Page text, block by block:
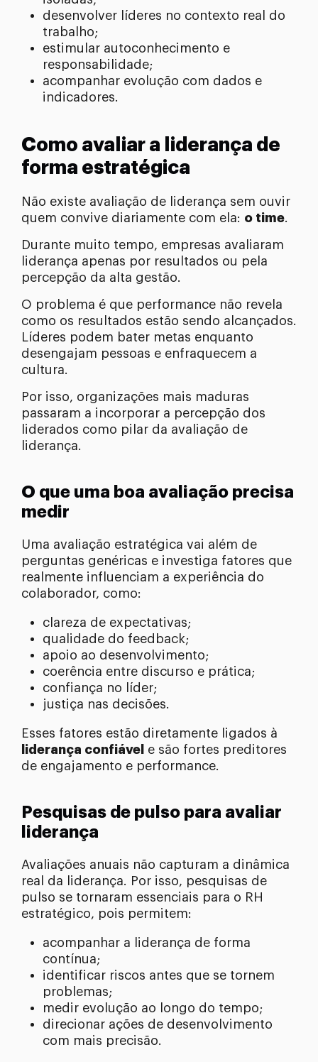
desenvolver líderes no contexto real do
trabalho;
estimular autoconhecimento e
responsabilidade;
acompanhar evolução com dados e
indicadores.
Como avaliar a liderança de
forma estratégica
Não existe avaliação de liderança sem ouvir
quem convive diariamente com ela: o time.
Durante muito tempo, empresas avaliaram
liderança apenas por resultados ou pela
percepção da alta gestão.
O problema é que performance não revela
como os resultados estão sendo alcançados.
Líderes podem bater metas enquanto
desengajam pessoas e enfraquecem a
cultura.
Por isso, organizações mais maduras
passaram a incorporar a percepção dos
liderados como pilar da avaliação de
liderança.
O que uma boa avaliação precisa
medir
Uma avaliação estratégica vai além de
perguntas genéricas e investiga fatores que
realmente influenciam a experiência do
colaborador, como:
clareza de expectativas;
qualidade do feedback;
apoio ao desenvolvimento;
coerência entre discurso e prática;
confiança no líder;
justiça nas decisões.
Esses fatores estão diretamente ligados à
liderança confiável
e são fortes preditores
de engajamento e performance.
Pesquisas de pulso para avaliar
liderança
Avaliações anuais não capturam a dinâmica
real da liderança. Por isso, pesquisas de
pulso se tornaram essenciais para o RH
estratégico, pois permitem:
acompanhar a liderança de forma
contínua;
identificar riscos antes que se tornem
problemas;
medir evolução ao longo do tempo;
direcionar ações de desenvolvimento
com mais precisão.